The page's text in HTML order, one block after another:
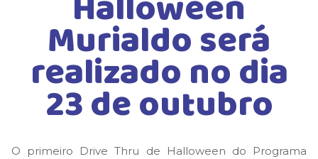
BOLETOS BANCÁRIOS
Murialdo será
realizado no dia
23 de outubro
O primeiro Drive Thru de Halloween do Programa